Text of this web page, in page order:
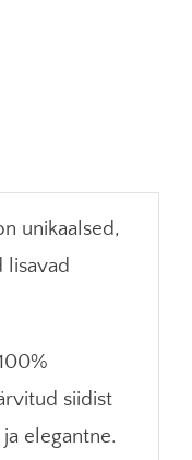
unikaalsed,
lisavad
siidist
elegantne.